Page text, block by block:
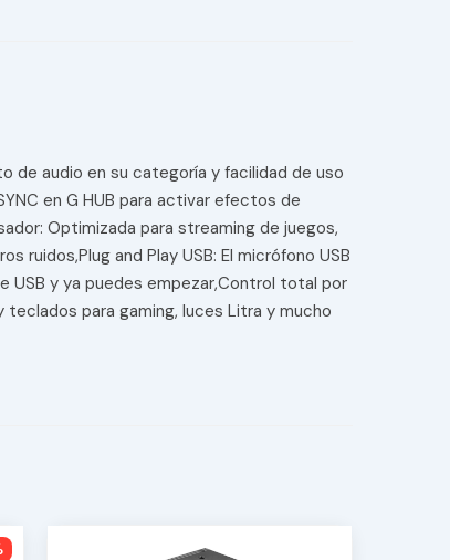
de audio en su categoría y facilidad de uso
en G HUB para activar efectos de
Optimizada para streaming de juegos,
and Play USB: El micrófono USB
USB y ya puedes empezar,Control total por
para gaming, luces Litra y mucho